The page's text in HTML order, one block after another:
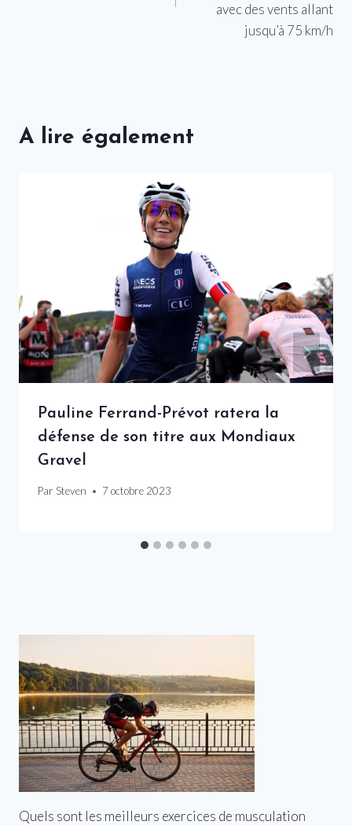
avec des vents allant
jusqu’à 75 km/h
A lire également
Pauline Ferrand-Prévot ratera la
défense de son titre aux Mondiaux
Gravel
Par Steven 7 octobre 2023
Quels sont les meilleurs exercices de musculation